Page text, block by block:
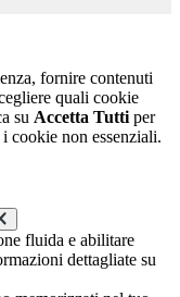
fornire contenuti
quali cookie
su Accetta Tutti per
cookie non essenziali.
fluida e abilitare
dettagliate su